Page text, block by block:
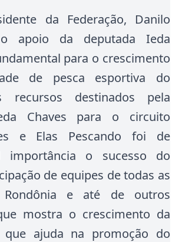
da Federação, Danilo
o apoio da deputada Ieda
para o crescimento
de pesca esportiva do
recursos destinados pela
Chaves para o circuito
e Elas Pescando foi de
importância o sucesso do
de equipes de todas as
e até de outros
mostra o crescimento da
que ajuda na promoção do